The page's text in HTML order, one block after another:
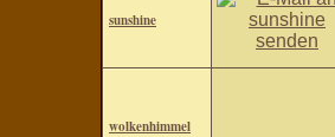
sunshine
wolkenhimmel